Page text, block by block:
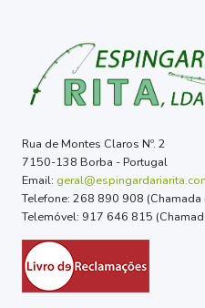
Rua de Montes Claros Nº. 2
7150-138 Borba - Portugal
Email:
Telefone: 268 890 908 (Chamada
Telemóvel: 917 646 815